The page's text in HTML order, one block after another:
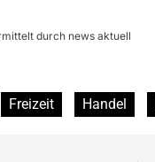
durch news aktuell
Freizeit Handel